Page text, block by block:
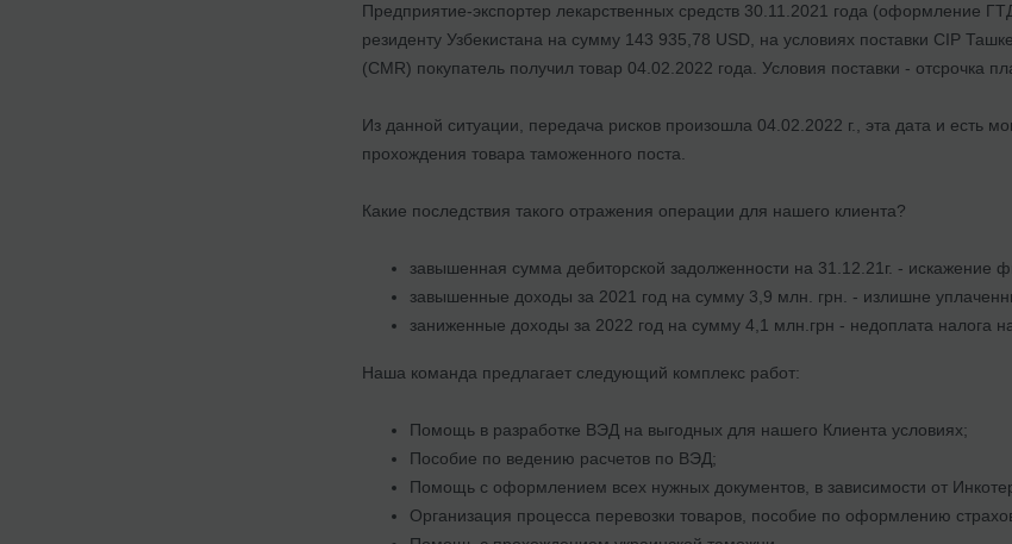
Предприятие-экспортер лекарственных средств 30.11.2021 года (оформление
резиденту Узбекистана на сумму 143 935,78 USD, на условиях поставки СІР
(CMR) покупатель получил товар 04.02.2022 года. Условия поставки - отсрочка
Из данной ситуации, передача рисков произошла 04.02.2022 г., эта дата и есть
прохождения товара таможенного поста.
Какие последствия такого отражения операции для нашего клиента?
завышенная сумма дебиторской задолженности на 31.12.21г. - искажение
завышенные доходы за 2021 год на сумму 3,9 млн. грн. - излишне
заниженные доходы за 2022 год на сумму 4,1 млн.грн - недоплата налога
Наша команда предлагает следующий комплекс работ:
Помощь в разработке ВЭД на выгодных для нашего Клиента условиях;
Пособие по ведению расчетов по ВЭД;
Помощь с оформлением всех нужных документов, в зависимости от
Организация процесса перевозки товаров, пособие по оформлению